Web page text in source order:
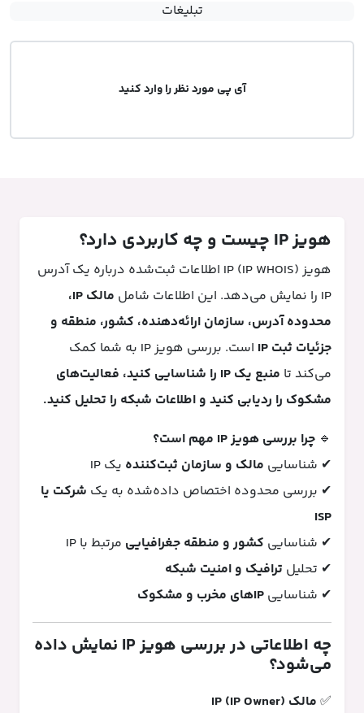
تبلیغات
آی پی مورد نظر را وارد کنید
هویز IP چیست و چه کاربردی دارد؟
هویز IP (IP WHOIS) اطلاعات ثبت‌شده درباره یک آدرس
IP را نمایش می‌دهد. این اطلاعات شامل
مالک IP،
محدوده آدرس، سازمان ارائه‌دهنده، کشور، منطقه و
جزئیات ثبت IP
است. بررسی هویز IP به شما کمک
می‌کند تا
منبع یک IP را شناسایی کنید، فعالیت‌های
مشکوک را ردیابی کنید و اطلاعات شبکه را تحلیل کنید.
🔹 چرا بررسی هویز IP مهم است؟
✔ شناسایی مالک و سازمان ثبت‌کننده یک IP
✔ بررسی محدوده اختصاص داده‌شده به یک شرکت یا
ISP
✔ شناسایی کشور و منطقه جغرافیایی مرتبط با IP
✔ تحلیل ترافیک و امنیت شبکه
✔ شناسایی IPهای مخرب و مشکوک
چه اطلاعاتی در بررسی هویز IP نمایش داده
می‌شود؟
✅ مالک IP (IP Owner)